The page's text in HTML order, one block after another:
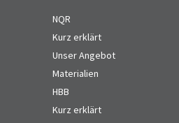
NQR
Kurz erklärt
Unser Angebot
Materialien
HBB
Kurz erklärt